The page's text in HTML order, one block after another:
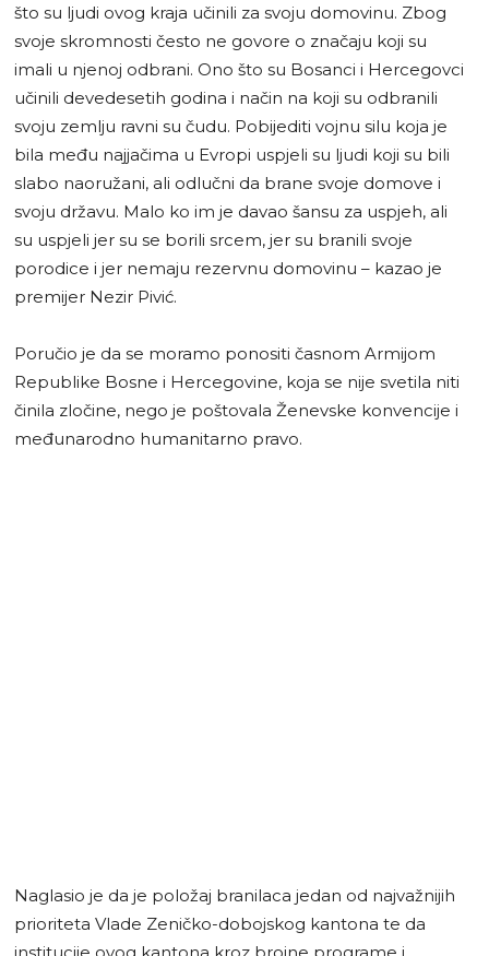
što su ljudi ovog kraja učinili za svoju domovinu. Zbog
svoje skromnosti često ne govore o značaju koji su
imali u njenoj odbrani. Ono što su Bosanci i Hercegovci
učinili devedesetih godina i način na koji su odbranili
svoju zemlju ravni su čudu. Pobijediti vojnu silu koja je
bila među najjačima u Evropi uspjeli su ljudi koji su bili
slabo naoružani, ali odlučni da brane svoje domove i
svoju državu. Malo ko im je davao šansu za uspjeh, ali
su uspjeli jer su se borili srcem, jer su branili svoje
porodice i jer nemaju rezervnu domovinu – kazao je
premijer Nezir Pivić.
Poručio je da se moramo ponositi časnom Armijom
Republike Bosne i Hercegovine, koja se nije svetila niti
činila zločine, nego je poštovala Ženevske konvencije i
međunarodno humanitarno pravo.
Naglasio je da je položaj branilaca jedan od najvažnijih
prioriteta Vlade Zeničko-dobojskog kantona te da